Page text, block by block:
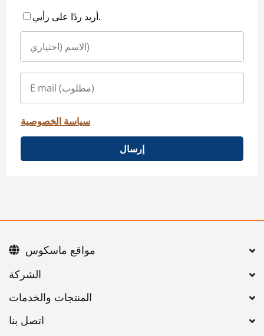
أريد ردًا على رأيي.
سياسة الخصوصية
إرسال
اتصل بنا
مواقع ماسكوس